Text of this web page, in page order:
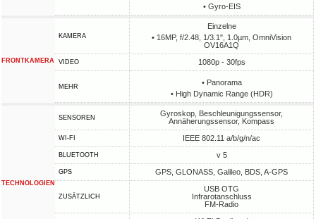
• Gyro-EIS
FRONTKAMERA
KAMERA
Einzelne
• 16MP, f/2.48, 1/3.1", 1.0µm, OmniVision
OV16A1Q
VIDEO 1080p - 30fps
MEHR
• Panorama
• High Dynamic Range (HDR)
TECHNOLOGIEN
SENSOREN
Gyroskop, Beschleunigungssensor,
Annäherungssensor, Kompass
WI-FI IEEE 802.11 a/b/g/n/ac
BLUETOOTH v 5
GPS GPS, GLONASS, Galileo, BDS, A-GPS
ZUSÄTZLICH
USB OTG
Infrarotanschluss
FM-Radio